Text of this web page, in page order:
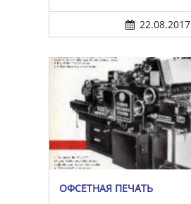
22.08.2017
ОФСЕ́ТНАЯ ПЕЧА́ТЬ